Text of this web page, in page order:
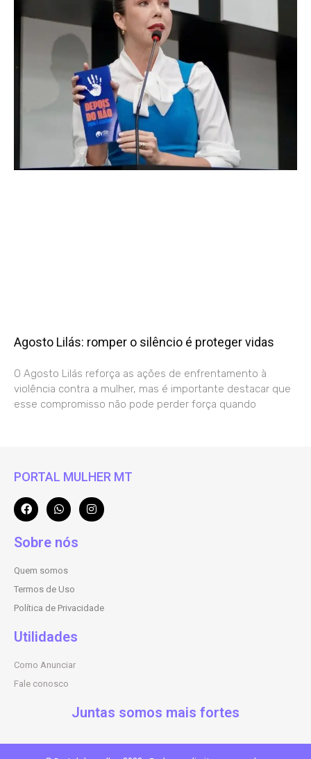
Agosto Lilás: romper o silêncio é proteger vidas
O Agosto Lilás reforça as ações de enfrentamento à
violência contra a mulher, mas é importante destacar que
esse compromisso não pode perder força quando
PORTAL MULHER MT
Sobre nós
Quem somos
Termos de Uso
Política de Privacidade
Utilidades
Como Anunciar
Fale conosco
Juntas somos mais fortes